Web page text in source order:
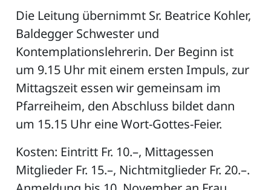
Die Leitung übernimmt Sr. Beatrice Kohler,
Baldegger Schwester und
Kontemplationslehrerin. Der Beginn ist
um 9.15 Uhr mit einem ersten Impuls, zur
Mittagszeit essen wir gemeinsam im
Pfarreiheim, den Abschluss bildet dann
um 15.15 Uhr eine Wort-Gottes-Feier.
Kosten: Eintritt Fr. 10.–, Mittagessen
Mitglieder Fr. 15.–, Nichtmitglieder Fr. 20.–.